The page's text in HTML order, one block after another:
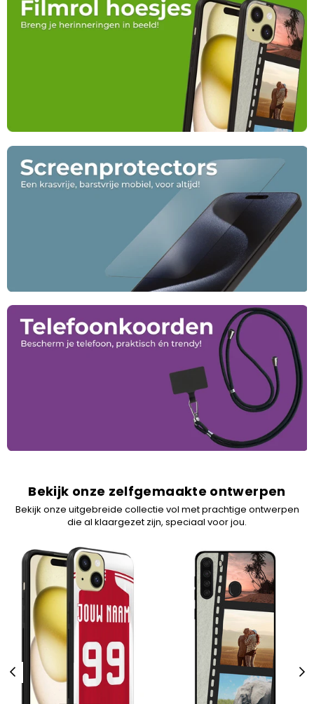
Bekijk onze zelfgemaakte ontwerpen
Bekijk onze uitgebreide collectie vol met prachtige ontwerpen
die al klaargezet zijn, speciaal voor jou.